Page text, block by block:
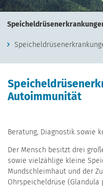
Autoimmunität
Beratung, Diagnostik sowie
Der Mensch besitzt drei
sowie vielzählige kleine
Mundschleimhaut und der
Ohrspeicheldrüse (Glandula